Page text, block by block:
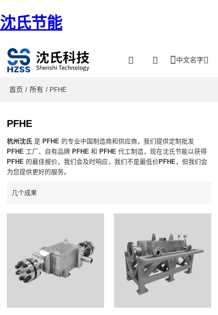
沈氏节能
中文名字
首页 / 所有 / PFHE
PFHE
杭州沈氏 是 PFHE 的专业中国制造商和供应商，我们提供定制批发
PFHE 工厂、自有品牌 PFHE 和 PFHE 代工制造，现在沈氏节能以获得
PFHE 的最佳报价，我们会及时响应，我们不是最低价PFHE，但我们会
为您提供更好的服务。
几个成果